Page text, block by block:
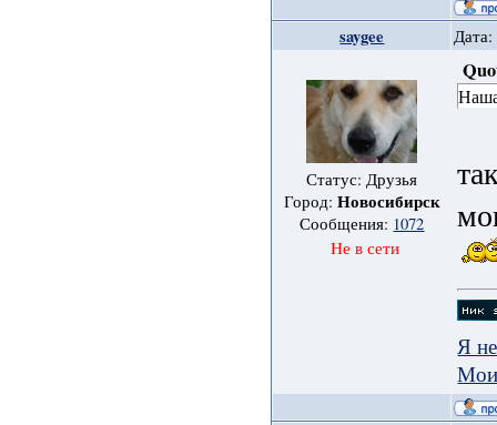
saygee
Статус: Друзья
Город: Новосибирск
Сообщения: 1072
Не в сети
Я